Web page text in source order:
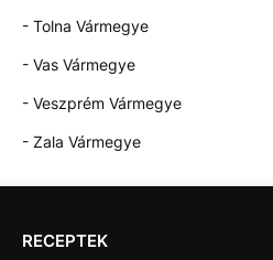
- Tolna Vármegye
- Vas Vármegye
- Veszprém Vármegye
- Zala Vármegye
RECEPTEK